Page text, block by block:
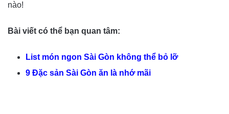
nào!
Bài viết có thể bạn quan tâm:
List món ngon Sài Gòn không thể bỏ lỡ
9 Đặc sản Sài Gòn ăn là nhớ mãi